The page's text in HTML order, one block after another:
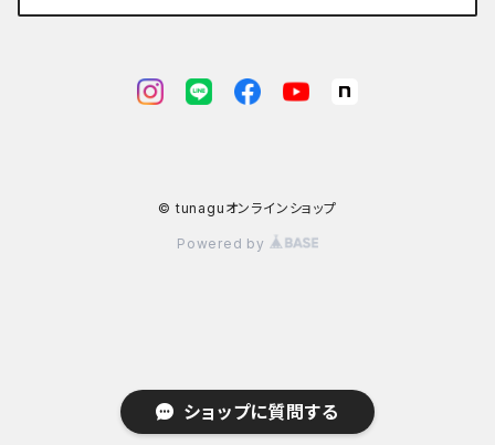
ショップに質問する
© tunaguオンラインショップ
Powered by